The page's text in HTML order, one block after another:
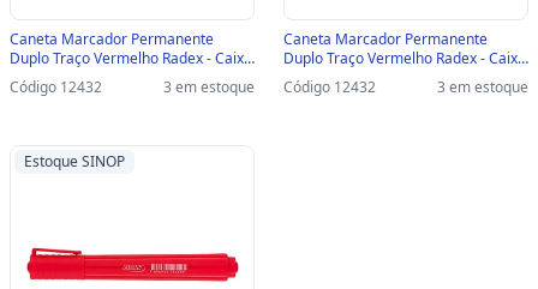
Caneta Marcador Permanente
Duplo Traço Vermelho Radex - Caixa
com 12 Unidades - 140 - 140
Código 12432 3 em estoque
Caneta Marcador Permanente
Duplo Traço Vermelho Radex - Caixa
com 12 Unidades - 140 - 140
Código 12432 3 em estoque
Estoque SINOP